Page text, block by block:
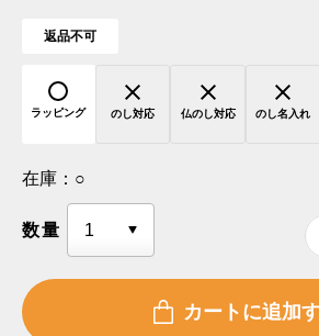
返品不可
ラッピング のし対応 仏のし対応 のし名入れ
在庫： ○
数量